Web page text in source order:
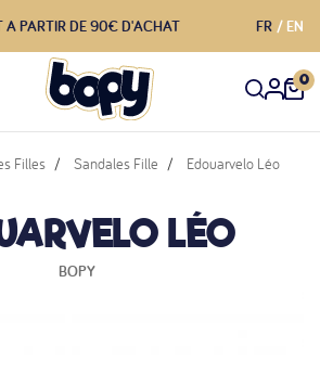
A PARTIR DE 90€ D'ACHAT FR EN
0
Filles Sandales Fille Edouarvelo Léo
LÉO
BOPY